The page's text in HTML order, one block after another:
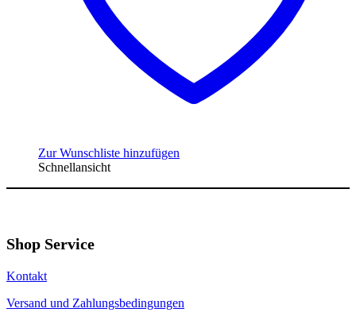
Zur Wunschliste hinzufügen
Schnellansicht
Shop Service
Kontakt
Versand und Zahlungsbedingungen